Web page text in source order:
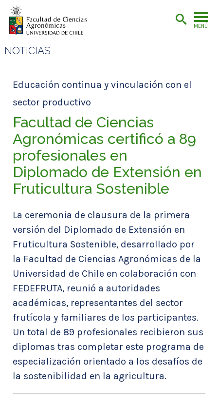
MENÚ
NOTICIAS
Educación continua y vinculación con el
sector productivo
Facultad de Ciencias
Agronómicas certificó a 89
profesionales en
Diplomado de Extensión en
Fruticultura Sostenible
La ceremonia de clausura de la primera
versión del Diplomado de Extensión en
Fruticultura Sostenible, desarrollado por
la Facultad de Ciencias Agronómicas de la
Universidad de Chile en colaboración con
FEDEFRUTA, reunió a autoridades
académicas, representantes del sector
frutícola y familiares de los participantes.
Un total de 89 profesionales recibieron sus
diplomas tras completar este programa de
especialización orientado a los desafíos de
la sostenibilidad en la agricultura.